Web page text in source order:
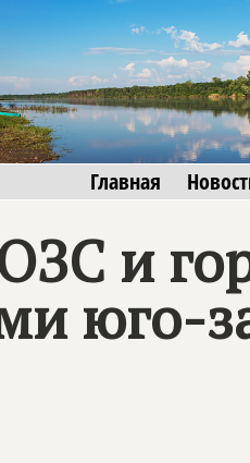
Главная
и
юго-